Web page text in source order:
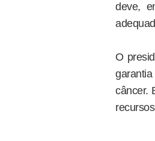
deve,
O
câncer.